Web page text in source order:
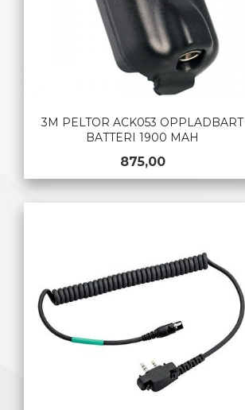
3M PELTOR ACK053 OPPLADBART
BATTERI 1900 MAH
Pris
875,00